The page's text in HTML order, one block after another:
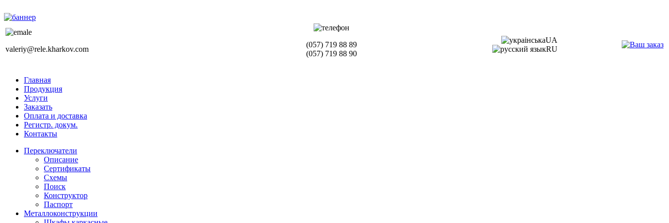
valeriy@rele.kharkov.com
(057) 719 88 89
(057) 719 88 90
UA
RU
Главная
Продукция
Услуги
Заказать
Оплата и доставка
Регистр. докум.
Контакты
Переключатели
Описание
Сертификаты
Схемы
Поиск
Конструктор
Паспорт
Металлоконструкции